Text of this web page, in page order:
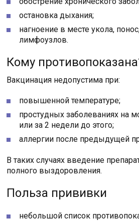
остановка дыхания;
нагноение в месте укола,
лимфоузлов.
Кому
Вакцинация недопустима при:
повышенной температуре;
простудных заболеваниях на
или за 2 недели до этого;
аллергии после предыдущей
В таких случаях введение
полного выздоровления.
Польза прививки
небольшой список